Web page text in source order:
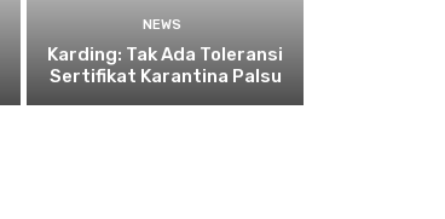
NEWS
Karding: Tak Ada Toleransi
Sertifikat Karantina Palsu